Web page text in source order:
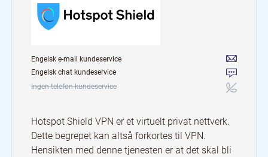
Engelsk e-mail kundeservice
Engelsk chat kundeservice
Ingen telefon kundeservice
Hotspot Shield VPN er et virtuelt privat nettverk.
Dette begrepet kan altså forkortes til VPN.
Hensikten med denne tjenesten er at det skal bli